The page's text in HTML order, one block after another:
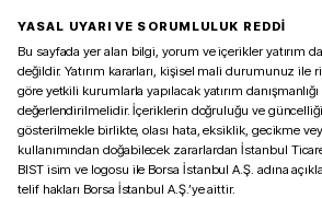
YASAL UYARI VE SORUMLULUK REDDİ
Bu sayfada yer alan bilgi, yorum ve içerikler yatırım
değildir. Yatırım kararları, kişisel mali durumunuz ile
göre yetkili kurumlarla yapılacak yatırım
değerlendirilmelidir. İçeriklerin doğruluğu ve
gösterilmekle birlikte, olası hata, eksiklik, gecikme
kullanımından doğabilecek zararlardan İstanbul
BIST isim ve logosu ile Borsa İstanbul A.Ş. adına
telif hakları Borsa İstanbul A.Ş.’ye aittir.